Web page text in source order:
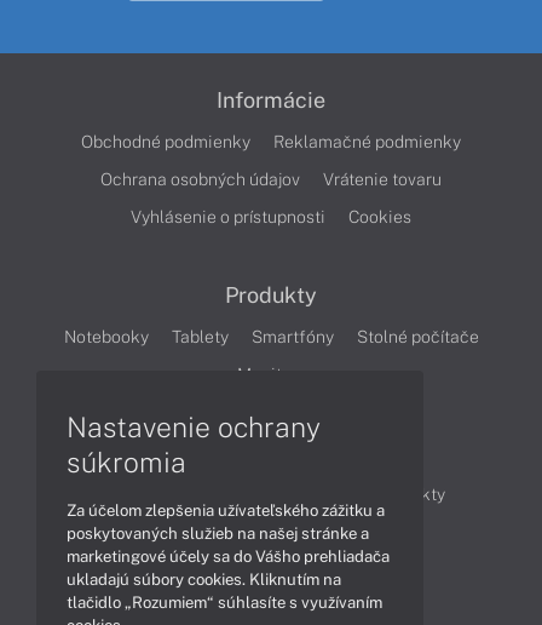
Informácie
Obchodné podmienky
Reklamačné podmienky
Ochrana osobných údajov
Vrátenie tovaru
Vyhlásenie o prístupnosti
Cookies
Produkty
Notebooky Tablety Smartfóny
Stolné počítače
Monitory
Produkty
Technológie
Videá
Obsah
Nastavenie ochrany
súkromia
Za účelom zlepšenia užívateľského zážitku a
poskytovaných služieb na našej stránke a
marketingové účely sa do Vášho prehliadača
ukladajú súbory cookies. Kliknutím na
tlačidlo „Rozumiem“ súhlasíte s využívaním